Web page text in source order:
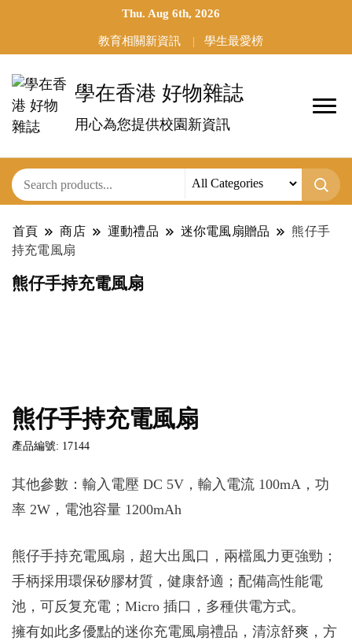
Thu. Aug 6th, 2026
教育相關新資訊 學生最愛榜
學在香港 好物雜誌
用心為您提供校園新資訊
首頁 商店 運動禮品 迷你電風扇贈品
熊仔手
持充電風扇
熊仔手持充電風扇
熊仔手持充電風扇
產品編號: 17144
其他參數：輸入電壓 DC 5V，輸入電流 100mA，功
率 2W，電池容量 1200mAh
熊仔手持充電風扇，超大出風口，兩檔風力更強勁；
手柄採用環保矽膠材質，健康舒適；配備高性能電
池，可反复充電；Micro 插口，多種供電方式。
擁有如此多優點的迷你充電風扇禮品，清涼舒爽，方